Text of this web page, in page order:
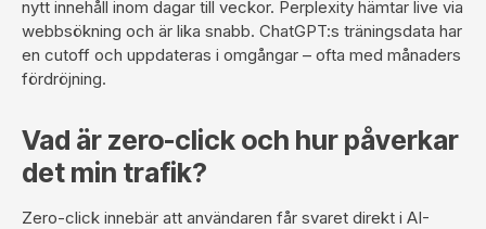
nytt innehåll inom dagar till veckor. Perplexity hämtar live via
webbsökning och är lika snabb. ChatGPT:s träningsdata har
en cutoff och uppdateras i omgångar – ofta med månaders
fördröjning.
Vad är zero-click och hur påverkar
det min trafik?
Zero-click innebär att användaren får svaret direkt i AI-